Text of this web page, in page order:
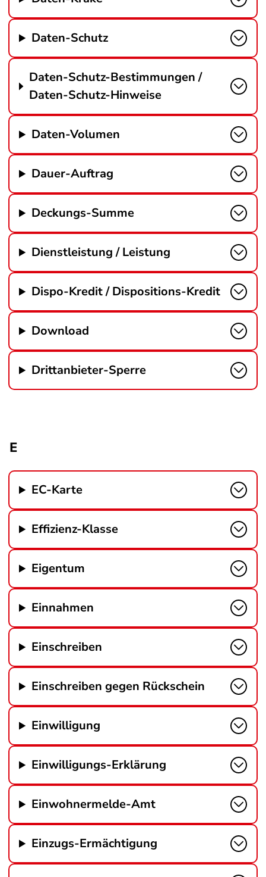
Daten-Schutz
Daten-Schutz-Bestimmungen /
Daten-Schutz-Hinweise
Daten-Volumen
Dauer-Auftrag
Deckungs-Summe
Dienstleistung / Leistung
Dispo-Kredit / Dispositions-Kredit
Download
Drittanbieter-Sperre
E
EC-Karte
Effizienz-Klasse
Eigentum
Einnahmen
Einschreiben
Einschreiben gegen Rückschein
Einwilligung
Einwilligungs-Erklärung
Einwohnermelde-Amt
Einzugs-Ermächtigung